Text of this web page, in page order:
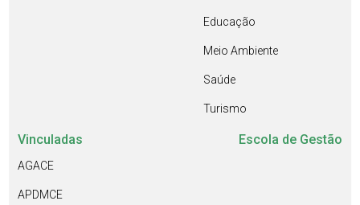
Educação
Meio Ambiente
Saúde
Turismo
Vinculadas
AGACE
APDMCE
Escola de Gestão